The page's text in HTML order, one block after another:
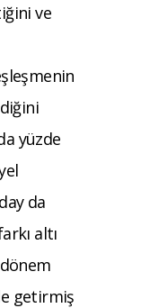
ve
yüzde
da
altı
getirmiş